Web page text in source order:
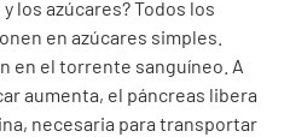
los azúcares? Todos los
en azúcares simples.
en el torrente sanguíneo. A
aumenta, el páncreas libera
necesaria para transportar